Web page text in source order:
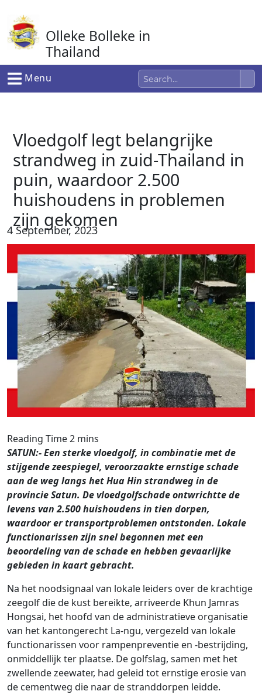
naar
de
inhoud
Olleke Bolleke in
Thailand
In Thailand
Menu
Vloedgolf legt belangrijke
strandweg in zuid-Thailand in
puin, waardoor 2.500
huishoudens in problemen
zijn gekomen
4 September, 2023
SATUN:- Een sterke vloedgolf, in combinatie met de
stijgende zeespiegel, veroorzaakte ernstige schade
aan de weg langs het Hua Hin strandweg in de
provincie Satun. De vloedgolfschade ontwrichtte de
levens van 2.500 huishoudens in tien dorpen,
waardoor er transportproblemen ontstonden. Lokale
functionarissen zijn snel begonnen met een
beoordeling van de schade en hebben gevaarlijke
gebieden in kaart gebracht.
Na het noodsignaal van lokale leiders over de krachtige
zeegolf die de kust bereikte, arriveerde Khun Jamras
Hongsai, het hoofd van de administratieve organisatie
van het kantongerecht La-ngu, vergezeld van lokale
functionarissen voor rampenpreventie en -bestrijding,
onmiddellijk ter plaatse. De golfslag, samen met het
zwellende zeewater, had geleid tot ernstige erosie van
de cementweg die naar de stranddorpen leidde.